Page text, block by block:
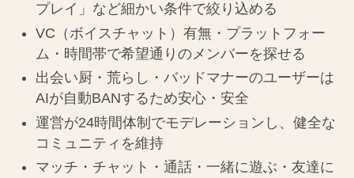
プレイ」など細かい条件で絞り込める
VC（ボイスチャット）有無・プラットフォー
ム・時間帯で希望通りのメンバーを探せる
出会い厨・荒らし・バッドマナーのユーザーは
AIが自動BANするため安心・安全
運営が24時間体制でモデレーションし、健全な
コミュニティを維持
マッチ・チャット・通話・一緒に遊ぶ・友達に